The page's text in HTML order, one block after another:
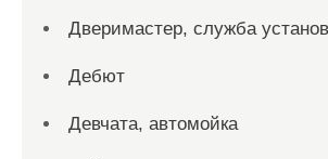
Дверимастер, служба
Дебют
Девчата, автомойка